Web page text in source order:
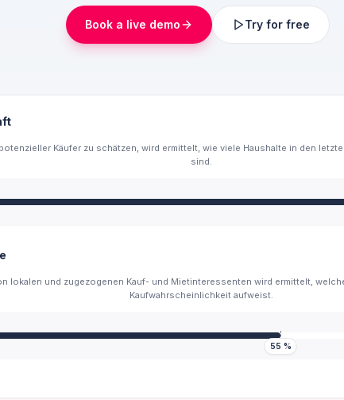
Book a live demo Try for free
Käufer zu schätzen, wird ermittelt, wie viele Haushalte in den
sind.
lokalen und zugezogenen Kauf- und Mietinteressenten wird ermittelt,
Kaufwahrscheinlichkeit aufweist.
55 %